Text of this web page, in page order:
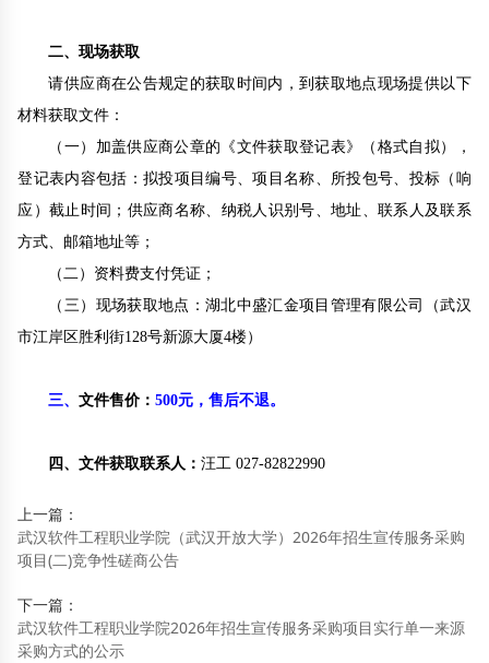
二、现场获取
请供应商在公告规定的获取时间内，到获取地点现场提供以下
材料获取文件：
（一） 加盖供应商公章的《文件获取登记表》（格式自拟），
登记表内容包括：拟投项目编号、项目名称、所投包号、 投标（响
应）截止 时间；供应商名称、纳税人识别号、地址、联系人及联系
方式、邮箱地址等 ；
（二） 资料费支付凭证；
（三） 现场获取地点：湖北中盛汇金项目管理有限公司（武汉
市江岸区胜利街128号新源大厦4楼）
三、文件售价：500元，售后不退。
四、文件获取联系人：汪工 027-82822990
上一篇：
武汉软件工程职业学院（武汉开放大学）2026年招生宣传服务采购
项目(二)竞争性磋商公告
下一篇：
武汉软件工程职业学院2026年招生宣传服务采购项目实行单一来源
采购方式的公示